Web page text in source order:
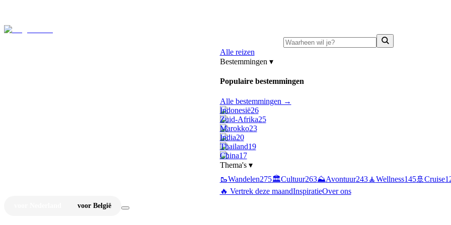
Alle reizen
Bestemmingen ▾
Populaire bestemmingen
Alle bestemmingen →
Indonesië26
Zuid-Afrika25
Marokko23
India20
Thailand19
China17
Thema's ▾
🥾Wandelen275🏛️Cultuur263⛰️Avontuur243🧘Wellness145🚢 Cruise
🔥 Vertrek deze maandInspiratieOver ons
voor België